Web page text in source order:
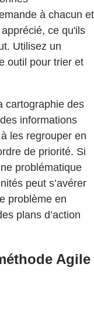
à chacun et
ce qu'ils
Utilisez un
outil pour trier et
cartographie des
informations
les regrouper en
de priorité. Si
problématique
peut s’avérer
problème en
plans d’action
Agile